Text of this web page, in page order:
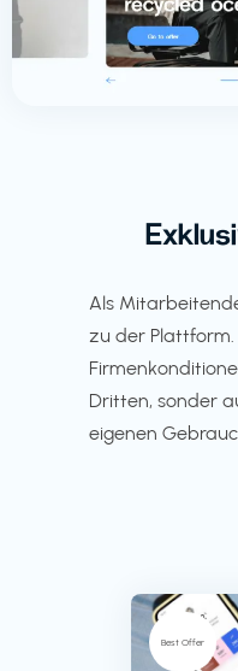
Als
zu der
Dritten, sonder
eigenen
Best Offer